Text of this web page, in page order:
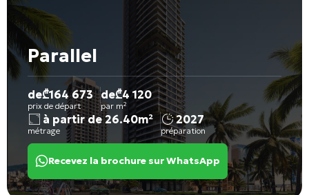
Parallel
de₾164 673
prix de départ
de₾4 120
par m²
à partir de 26.40m²
métrage
2027
préparation
Recevez la brochure sur WhatsApp